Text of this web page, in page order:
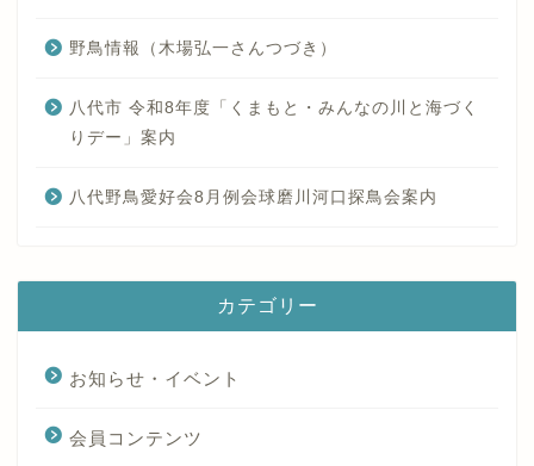
野鳥情報（木場弘一さんつづき）
八代市 令和8年度「くまもと・みんなの川と海づく
りデー」案内
八代野鳥愛好会8月例会球磨川河口探鳥会案内
カテゴリー
お知らせ・イベント
会員コンテンツ